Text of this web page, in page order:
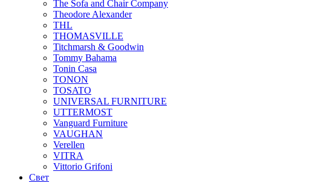
The Sofa and Chair Company
Theodore Alexander
THL
THOMASVILLE
Titchmarsh & Goodwin
Tommy Bahama
Tonin Casa
TONON
TOSATO
UNIVERSAL FURNITURE
UTTERMOST
Vanguard Furniture
VAUGHAN
Verellen
VITRA
Vittorio Grifoni
Свет